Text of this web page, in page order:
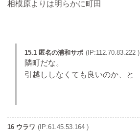
相模原よりは明らかに町田
15.1 匿名の浦和サポ (IP:112.70.83.222 )
隣町だな。
引越ししなくても良いのか、と
16 ウラワ (IP:61.45.53.164 )